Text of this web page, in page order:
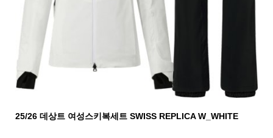
25/26 데상트 여성스키복세트 SWISS REPLICA W_WHITE